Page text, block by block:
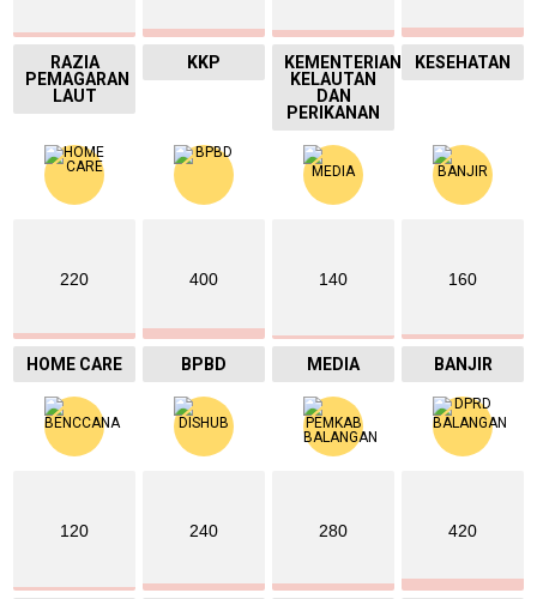
RAZIA
PEMAGARAN
LAUT
KKP
KEMENTERIAN
KELAUTAN
DAN
PERIKANAN
KESEHATAN
220
HOME CARE
400
BPBD
140
MEDIA
160
BANJIR
120 240 280 420